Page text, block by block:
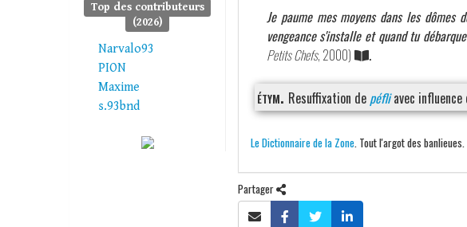
Top des contributeurs
(2026)
Narvalo93
PION
Maxime
s.93bnd
Je paume mes moyens dans les
vengeance s'installe et quand tu
Petits Chefs, 2000) .
étym. Resuffixation de péfliavec influence
Le Dictionnaire de la Zone. Tout l'argot des
Partager